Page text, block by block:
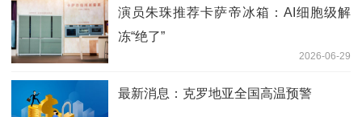
演员朱珠推荐卡萨帝冰箱：AI细胞级解
冻“绝了”
2026-06-29
最新消息：克罗地亚全国高温预警